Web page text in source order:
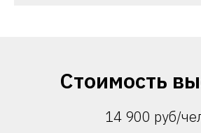
Стоимость
14 900 руб/